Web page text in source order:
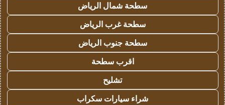
سطحة شمال الرياض
سطحة غرب الرياض
سطحة جنوب الرياض
اقرب سطحة
تشليح
شراء سيارات سكراب